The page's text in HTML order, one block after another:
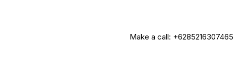
Make a call: +6285216307465